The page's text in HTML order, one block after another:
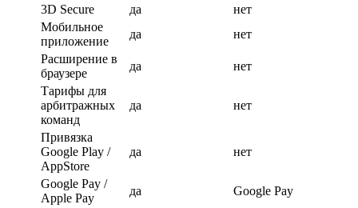
3D Secure да
нет
Мобильное
приложение
да
нет
Расширение в
браузере
да
нет
Тарифы для
арбитражных
команд
да нет
Привязка
Google Play /
AppStore
да нет
Google Pay /
Apple Pay
да Google Pay